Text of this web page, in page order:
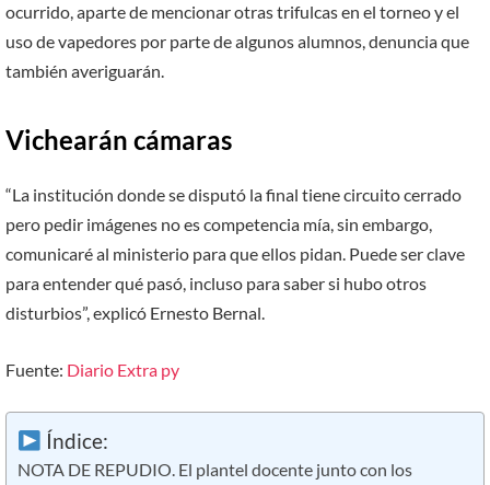
ocurrido, aparte de mencionar otras trifulcas en el torneo y el
uso de vapedores por parte de algunos alumnos, denuncia que
también averiguarán.
Vichearán cámaras
“La institución donde se disputó la final tiene circuito cerrado
pero pedir imágenes no es competencia mía, sin embargo,
comunicaré al ministerio para que ellos pidan. Puede ser clave
para entender qué pasó, incluso para saber si hubo otros
disturbios”, explicó Ernesto Bernal.
Fuente: Diario Extra py
Índice:
NOTA DE REPUDIO. El plantel docente junto con los